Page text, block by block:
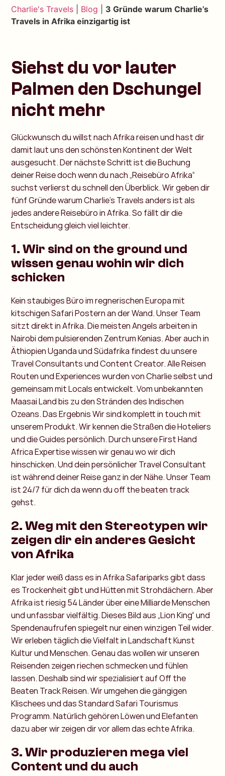
Charlie's Travels Blog
3 Gründe warum Charlie’s
Travels in Afrika einzigartig ist
Siehst du vor lauter
Palmen den Dschungel
nicht mehr
Glückwunsch du willst nach Afrika reisen und hast dir
damit laut uns den schönsten Kontinent der Welt
ausgesucht. Der nächste Schritt ist die Buchung
deiner Reise doch wenn du nach „Reisebüro Afrika“
suchst verlierst du schnell den Überblick. Wir geben dir
fünf Gründe warum Charlie’s Travels anders ist als
jedes andere Reisebüro in Afrika. So fällt dir die
Entscheidung gleich viel leichter.
1. Wir sind on the ground und
wissen genau wohin wir dich
schicken
Kein staubiges Büro im regnerischen Europa mit
kitschigen Safari Postern an der Wand. Unser Team
sitzt direkt in Afrika. Die meisten Angels arbeiten in
Nairobi dem pulsierenden Zentrum Kenias. Aber auch in
Äthiopien Uganda und Südafrika findest du unsere
Travel Consultants und Content Creator. Alle Reisen
Routen und Experiences wurden von Charlie selbst und
gemeinsam mit Locals entwickelt. Vom unbekannten
Maasai Land bis zu den Stränden des Indischen
Ozeans. Das Ergebnis Wir sind komplett in touch mit
unserem Produkt. Wir kennen die Straßen die Hoteliers
und die Guides persönlich. Durch unsere First Hand
Africa Expertise wissen wir genau wo wir dich
hinschicken. Und dein persönlicher Travel Consultant
ist während deiner Reise ganz in der Nähe. Unser Team
ist 24/7 für dich da wenn du off the beaten track
gehst.
2. Weg mit den Stereotypen wir
zeigen dir ein anderes Gesicht
von Afrika
Klar jeder weiß dass es in Afrika Safariparks gibt dass
es Trockenheit gibt und Hütten mit Strohdächern. Aber
Afrika ist riesig 54 Länder über eine Milliarde Menschen
und unfassbar vielfältig. Dieses Bild aus „Lion King“ und
Spendenaufrufen spiegelt nur einen winzigen Teil wider.
Wir erleben täglich die Vielfalt in Landschaft Kunst
Kultur und Menschen. Genau das wollen wir unseren
Reisenden zeigen riechen schmecken und fühlen
lassen. Deshalb sind wir spezialisiert auf Off the
Beaten Track Reisen. Wir umgehen die gängigen
Klischees und das Standard Safari Tourismus
Programm. Natürlich gehören Löwen und Elefanten
dazu aber wir zeigen dir vor allem das echte Afrika.
3. Wir produzieren mega viel
Content und du auch